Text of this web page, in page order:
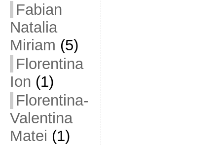
Fabian
Natalia
Miriam (5)
Florentina
Ion (1)
Florentina-
Valentina
Matei (1)